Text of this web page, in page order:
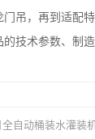
吊，再到适配
技术参数、制
水灌装机供应厂家哪家好？产能